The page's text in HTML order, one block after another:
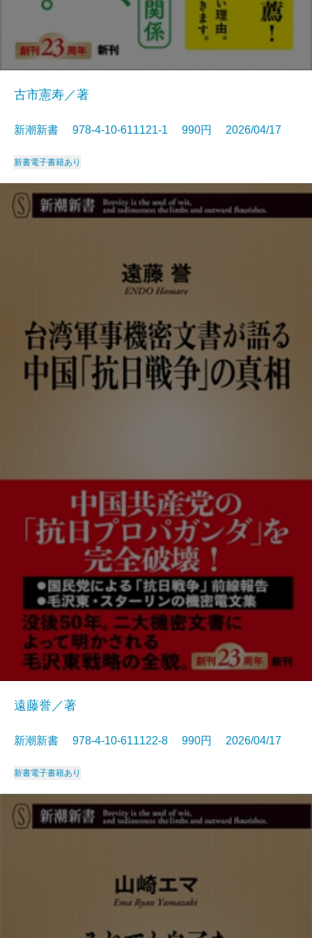
古市憲寿／著
新潮新書 978-4-10-611121-1 990円 2026/04/17
新書電子書籍あり
遠藤誉／著
新潮新書 978-4-10-611122-8 990円 2026/04/17
新書電子書籍あり